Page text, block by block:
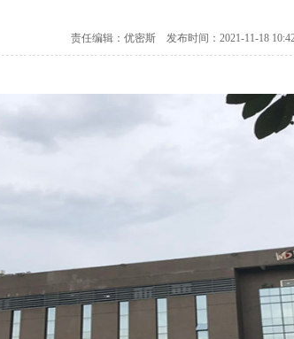
责任编辑：优密斯 发布时间：2021-11-18